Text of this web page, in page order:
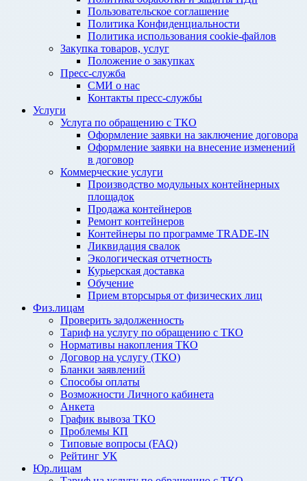
Пользовательское соглашение
Политика Конфиденциальности
Политика использования cookie-файлов
Закупка товаров, услуг
Положение о закупках
Пресс-служба
СМИ о нас
Контакты пресс-службы
Услуги
Услуга по обращению с ТКО
Оформление заявки на заключение договора
Оформление заявки на внесение изменений
в договор
Коммерческие услуги
Производство модульных контейнерных
площадок
Продажа контейнеров
Ремонт контейнеров
Контейнеры по программе TRADE-IN
Ликвидация свалок
Экологическая отчетность
Курьерская доставка
Обучение
Прием вторсырья от физических лиц
Физ.лицам
Проверить задолженность
Тариф на услугу по обращению с ТКО
Нормативы накопления ТКО
Договор на услугу (ТКО)
Бланки заявлений
Способы оплаты
Возможности Личного кабинета
Анкета
График вывоза ТКО
Проблемы КП
Типовые вопросы (FAQ)
Рейтинг УК
Юр.лицам